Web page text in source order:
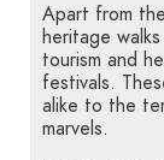
Apart from
heritage
tourism and
festivals.
alike to the
marvels.